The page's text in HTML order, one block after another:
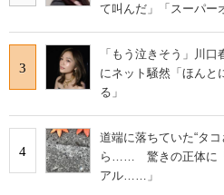
て叫んだ」「スーパー
3
「もう泣きそう」川
にネット騒然「ほんと
る」
4
道端に落ちていた“タ
ら…… 驚きの正体に「
アル……」